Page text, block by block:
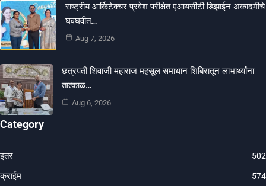
राष्ट्रीय आर्किटेक्चर प्रवेश परीक्षेत एआयसीटी डिझाईन अकादमीचे
घवघवीत…
Aug 7, 2026
छत्रपती शिवाजी महाराज महसूल समाधान शिबिरातून लाभार्थ्यांना
तात्काळ…
Aug 6, 2026
Category
इतर 502
क्राईम 574